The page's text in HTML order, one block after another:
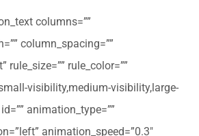
columns=””
column_spacing=””
rule_size=”” rule_color=””
visibility,medium-visibility,large-
animation_type=””
animation_speed=”0.3″